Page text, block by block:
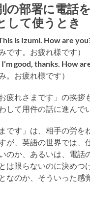
の部署に電話
して使うとき
is Izumi. How are
です。お疲れ様です）
good, thanks. How
。お疲れ様です）
疲れさまです」の挨拶
して用件の話に進んで
です」は、相手の労を
が、英語の世界では、
のか、あるいは、電話
は限らないのに決めつ
なのか、そういった感